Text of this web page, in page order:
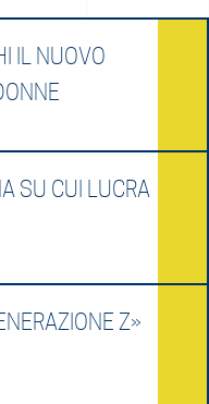
IL NUOVO
SU CUI LUCRA
Z»